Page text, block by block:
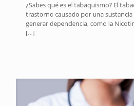
¿Sabes qué es el tabaquismo? El
trastorno causado por una sustancia
generar dependencia, como la
[…]